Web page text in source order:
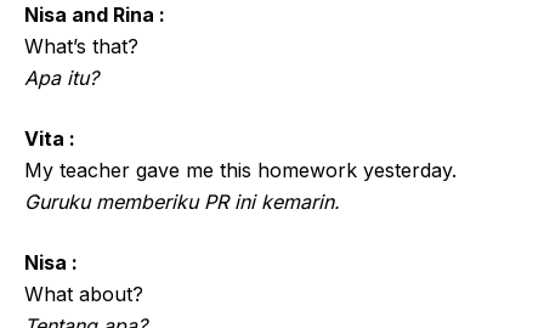
Nisa and Rina :
What’s that?
Apa itu?
Vita :
My teacher gave me this homework yesterday.
Guruku memberiku PR ini kemarin.
Nisa :
What about?